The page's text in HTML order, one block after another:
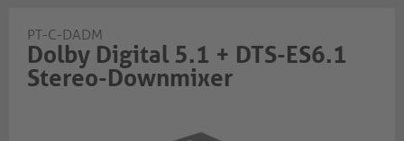
PT-C-DADM
Dolby Digital 5.1 + DTS-ES6.1
Stereo-Downmixer